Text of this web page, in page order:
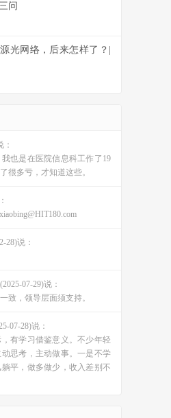
问
光网络，后来怎样了？|
：
也是在医院信息科工作了19
很多亏，才知道这些。
28)说：
07-29)说：
致，领导层面须支持。
07-28)说：
有学习借鉴意义。不少年轻
思考，主动做事。一是不学
平，做多做少，收入差别不